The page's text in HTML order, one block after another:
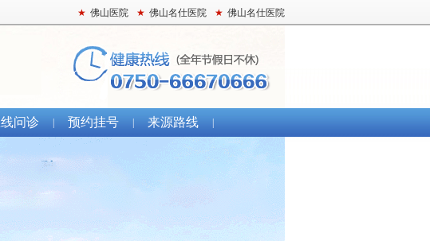
★ 佛山医院 ★ 佛山名仕医院 ★ 佛山名仕医院
问诊 预约挂号 来源路线